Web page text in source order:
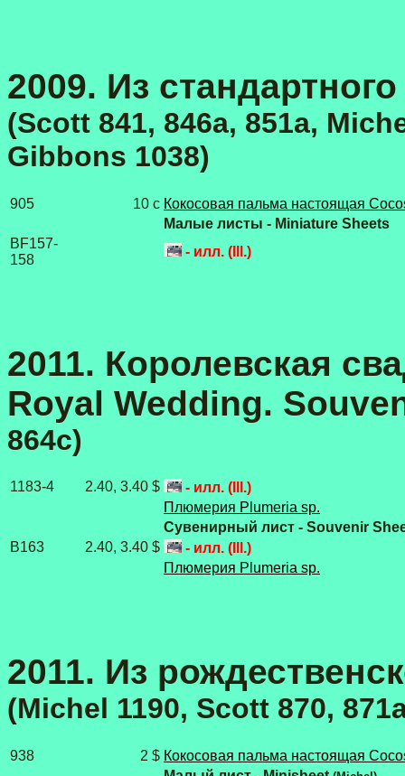
2009. Из
(Scott 841, 846a, 851a,
Gibbons 1038)
905 10 c Кокосовая пальма настоящая
Малые листы - Miniature Sheets
BF157-
158
- илл. (Ill.)
2011. Королевская
Royal Wedding.
864c)
1183-4 2.40, 3.40 $
- илл. (Ill.)
Плюмерия Plumeria sp.
Сувенирный лист - Souvenir
B163 2.40, 3.40 $
- илл. (Ill.)
Плюмерия Plumeria sp.
2011. Из
(Michel 1190, Scott 870,
938 2 $ Кокосовая пальма настоящая